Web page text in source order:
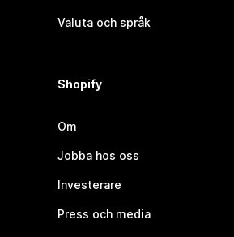
Valuta och språk
Shopify
Om
Jobba hos oss
Investerare
Press och media